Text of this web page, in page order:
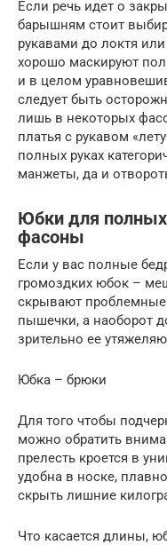
Если речь идет о
барышням стоит
рукавами до локтя
хорошо маскируют
и в целом
следует быть
лишь в некоторых
платья с рукавом
полных руках
манжеты, да и
Юбки для
фасоны
Если у вас полные
громоздких юбок –
скрывают
пышечки, а наоборот
зрительно ее
Юбка – брюки
Для того чтобы
можно обратить
прелесть кроется в
удобна в носке,
скрыть лишние
Что касается длины,